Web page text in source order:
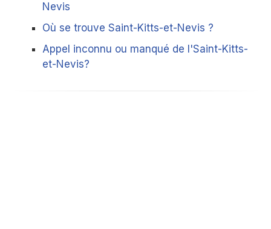
Nevis
Où se trouve Saint-Kitts-et-Nevis ?
Appel inconnu ou manqué de l'Saint-Kitts-
et-Nevis?